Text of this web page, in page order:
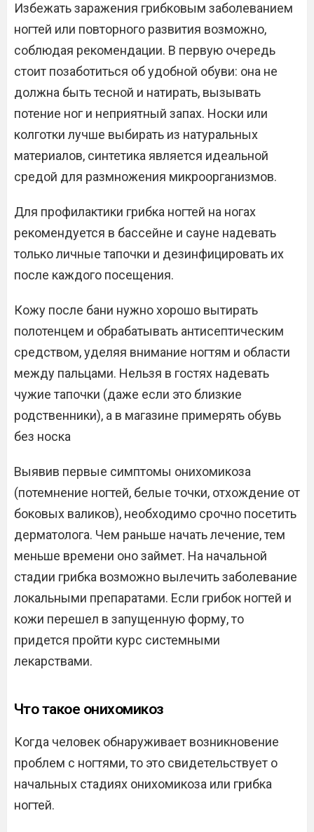
Избежать заражения грибковым заболеванием
ногтей или повторного развития возможно,
соблюдая рекомендации. В первую очередь
стоит позаботиться об удобной обуви: она не
должна быть тесной и натирать, вызывать
потение ног и неприятный запах. Носки или
колготки лучше выбирать из натуральных
материалов, синтетика является идеальной
средой для размножения микроорганизмов.
Для профилактики грибка ногтей на ногах
рекомендуется в бассейне и сауне надевать
только личные тапочки и дезинфицировать их
после каждого посещения.
Кожу после бани нужно хорошо вытирать
полотенцем и обрабатывать антисептическим
средством, уделяя внимание ногтям и области
между пальцами. Нельзя в гостях надевать
чужие тапочки (даже если это близкие
родственники), а в магазине примерять обувь
без носка
Выявив первые симптомы онихомикоза
(потемнение ногтей, белые точки, отхождение от
боковых валиков), необходимо срочно посетить
дерматолога. Чем раньше начать лечение, тем
меньше времени оно займет. На начальной
стадии грибка возможно вылечить заболевание
локальными препаратами. Если грибок ногтей и
кожи перешел в запущенную форму, то
придется пройти курс системными
лекарствами.
Что такое онихомикоз
Когда человек обнаруживает возникновение
проблем с ногтями, то это свидетельствует о
начальных стадиях онихомикоза или грибка
ногтей.